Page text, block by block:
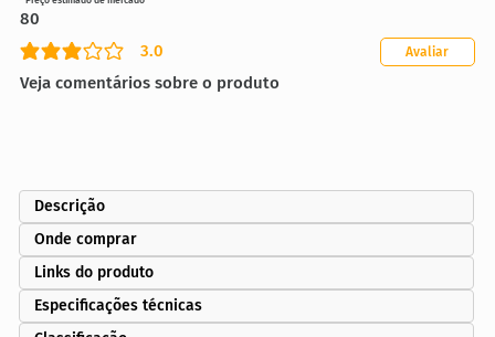
3.0
classificação média é 3 de 5
Veja comentários sobre o produto
Avaliar
80
Descrição
Onde comprar
Links do produto
Especificações técnicas